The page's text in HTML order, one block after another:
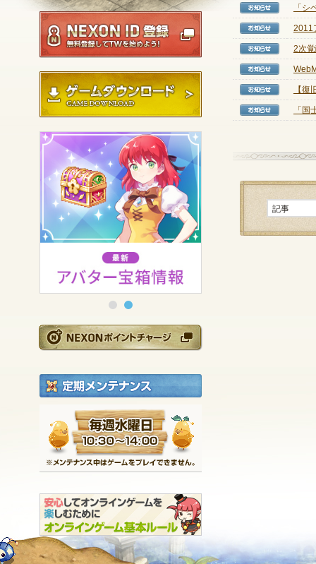
NEXON ID登録
ゲームダウンロード
【お
「
【お
2011
【お
2次
【お
【お
【
【お
「